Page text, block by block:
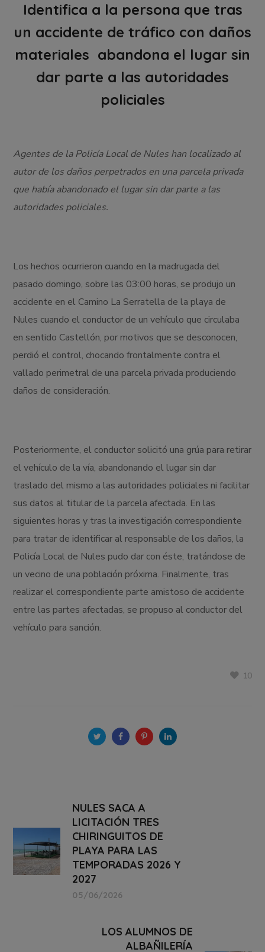
Identifica a la persona que tras
un accidente de tráfico con daños
materiales abandona el lugar sin
dar parte a las autoridades
policiales
Agentes de la Policía Local de Nules han localizado al
autorde los daños perpetrados en una parcela privada
que había abandonado el lugar sin dar parte a las
autoridades policiales.
Los hechos ocurrieron cuando en la madrugada del
pasado domingo, sobre las 03:00 horas, se produjo un
accidente en el Camino La Serratella de la playa de
Nules cuando el conductor de un vehículo que circulaba
en sentido Castellón, por motivos que se desconocen,
perdió el control, chocando frontalmente contra el
vallado perimetral de una parcela privada produciendo
daños de consideración.
Posteriormente, el conductor solicitó una grúa para retirar
el vehículo de la vía, abandonando el lugar sin dar
traslado del mismo a las autoridades policiales ni facilitar
sus datos al titular de la parcela afectada. En las
siguientes horas y tras la investigación correspondiente
para tratar de identificar al responsable de los daños, la
Policía Local de Nules pudo dar con éste, tratándose de
un vecino de una población próxima. Finalmente, tras
realizar el correspondiente parte amistoso de accidente
entre las partes afectadas, se propuso al conductor del
vehículo para sanción.
10
NULES SACA A
LICITACIÓN TRES
CHIRINGUITOS DE
PLAYA PARA LAS
TEMPORADAS 2026 Y
2027
05/06/2026
LOS ALUMNOS DE
ALBAÑILERÍA